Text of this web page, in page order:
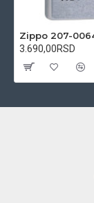
3.690,00RSD